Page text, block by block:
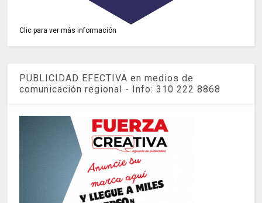
Clic para ver más información
PUBLICIDAD EFECTIVA en medios de
comunicación regional - Info: 310 222 8868